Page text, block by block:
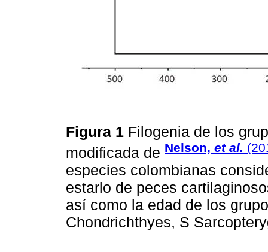
Figura 1 Filogenia de los
modificada de Nelson, et al.
especies colombianas
estarlo de peces
así como la edad de los
Chondrichthyes, S